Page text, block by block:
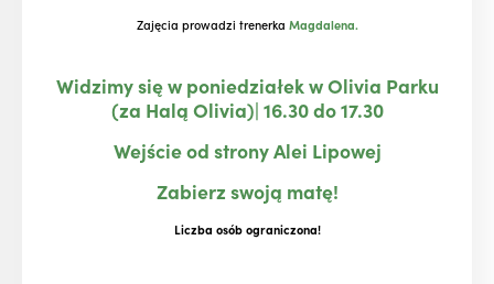
Zajęcia prowadzi trenerka Magdalena.
Widzimy się w poniedziałek w Olivia Parku
(za Halą Olivia)| 16.30 do 17.30
Wejście od strony Alei Lipowej
Zabierz swoją matę!
Liczba osób ograniczona!